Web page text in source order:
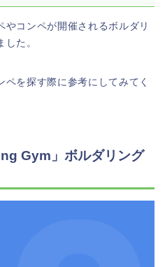
コンペが開催されるボルダリ
た。
を探す際に参考にしてみてく
Gym」ボルダリング